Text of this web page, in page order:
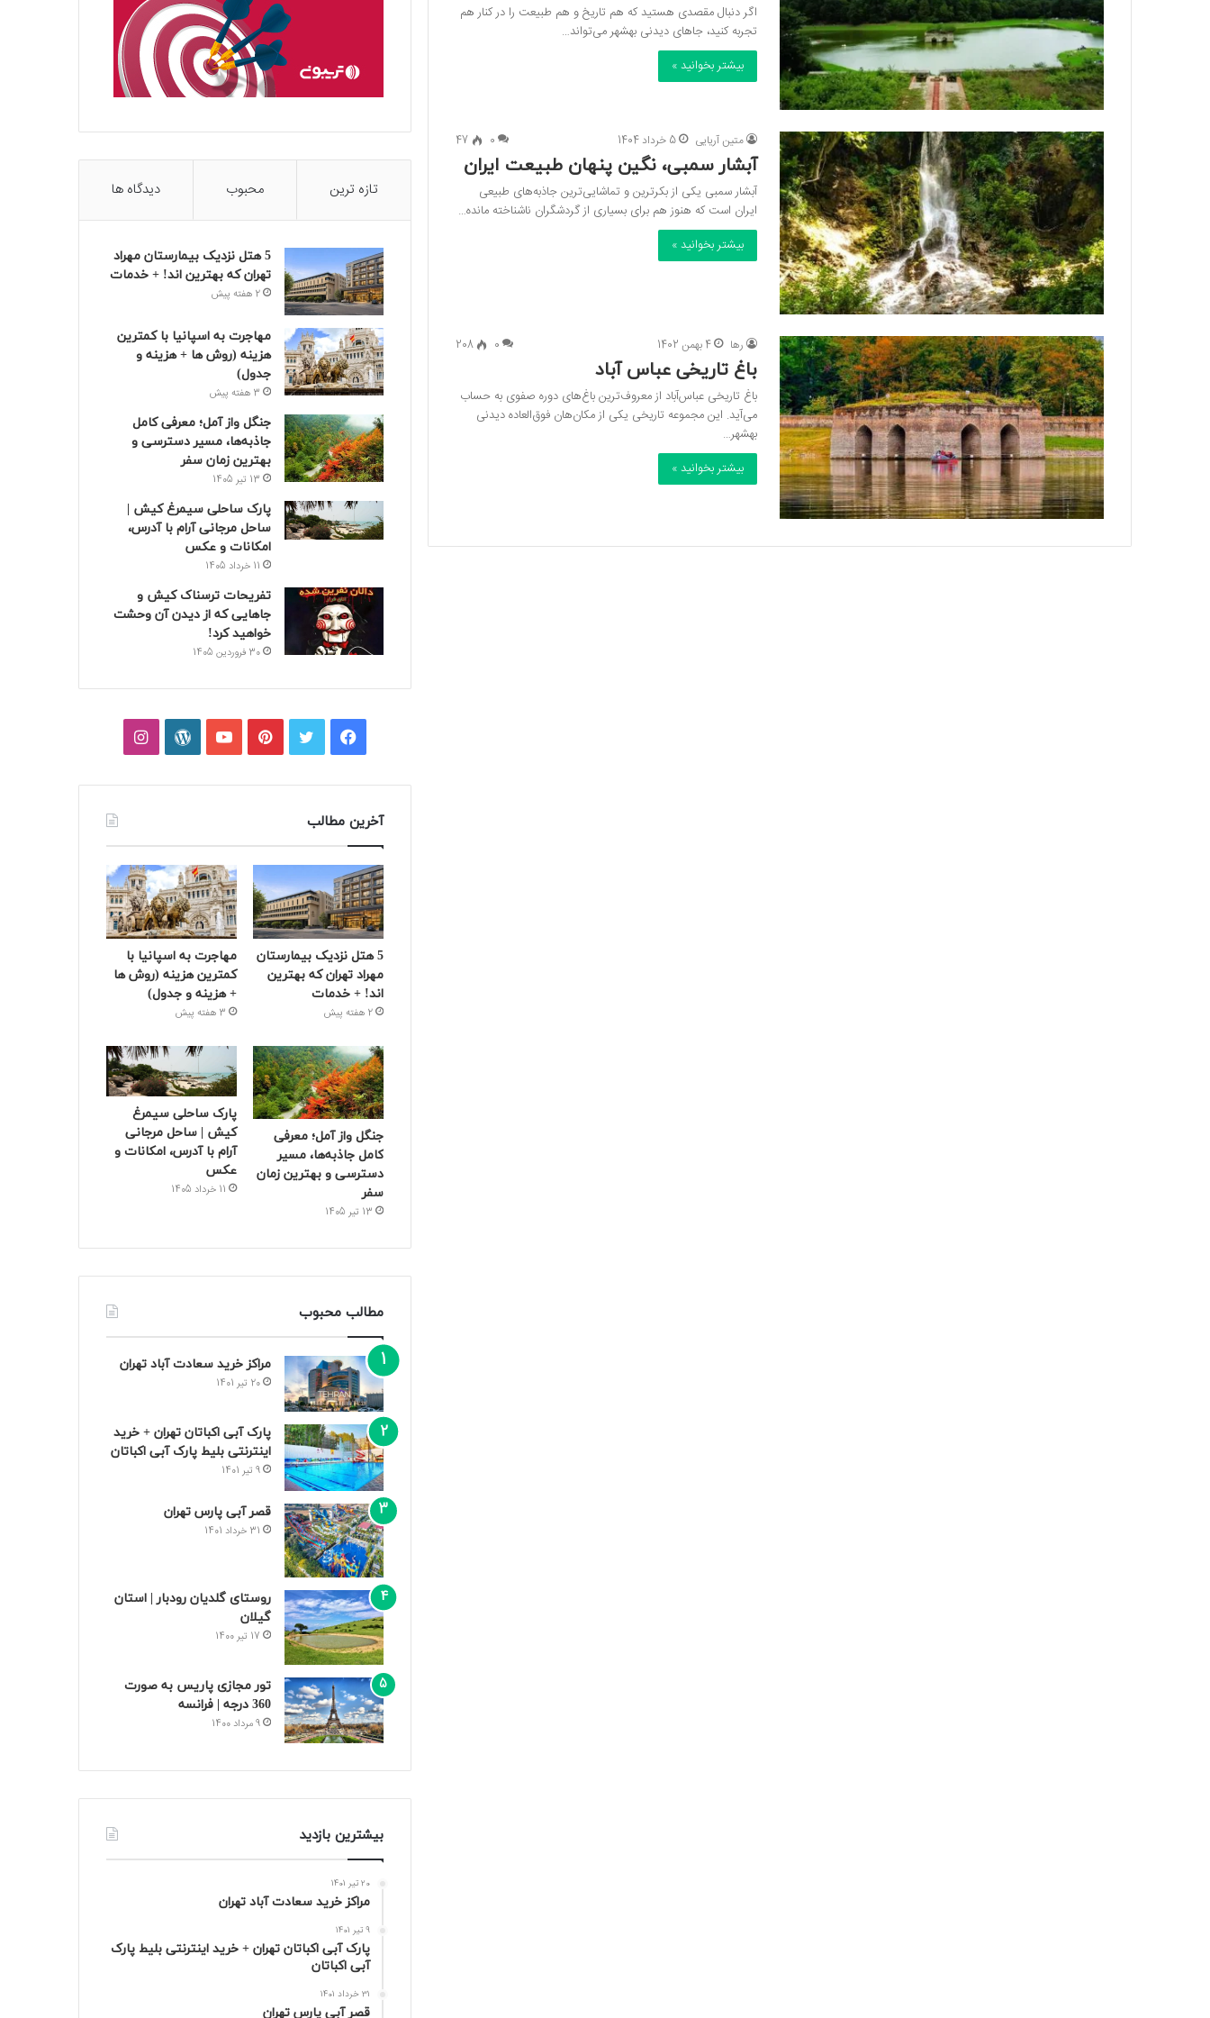
اگر دنبال مقصدی هستید که هم تاریخ و هم طبیعت را در کنار هم
تجربه کنید، جاهای دیدنی بهشهر می‌تواند…
بیشتر بخوانید »
متین آریایی 5 خرداد 1404 0
47
آبشار سمبی، نگین پنهان طبیعت ایران
آبشار سمبی یکی از بکرترین و تماشایی‌ترین جاذبه‌های طبیعی
ایران است که هنوز هم برای بسیاری از گردشگران ناشناخته مانده…
بیشتر بخوانید »
رها 4 بهمن 1402 0
208
باغ تاریخی عباس آباد
باغ تاریخی عباس‌آباد از معروف‌ترین باغ‌های دوره صفوی به حساب
می‌آید. این مجموعه تاریخی یکی از مکان‌هان فوق‌العاده دیدنی
بهشهر…
بیشتر بخوانید »
تازه ترین محبوب دیدگاه ها
5 هتل نزدیک بیمارستان مهراد
تهران که بهترین‌ اند! + خدمات
2 هفته پیش
مهاجرت به اسپانیا با کمترین
هزینه (روش ها + هزینه و
جدول)
3 هفته پیش
جنگل واز آمل؛ معرفی کامل
جاذبه‌ها، مسیر دسترسی و
بهترین زمان سفر
13 تیر 1405
پارک ساحلی سیمرغ کیش |
ساحل مرجانی آرام با آدرس،
امکانات و عکس
11 خرداد 1405
تفریحات ترسناک کیش و
جاهایی که از دیدن آن وحشت
خواهید کرد!
30 فروردین 1405
فیسبوکتوییترپینتریستیوتیوبوردپرساینستاگرام
آخرین مطالب
5 هتل نزدیک بیمارستان
مهراد تهران که بهترین‌
اند! + خدمات
2 هفته پیش
مهاجرت به اسپانیا با
کمترین هزینه (روش ها
+ هزینه و جدول)
3 هفته پیش
جنگل واز آمل؛ معرفی
کامل جاذبه‌ها، مسیر
دسترسی و بهترین زمان
سفر
13 تیر 1405
پارک ساحلی سیمرغ
کیش | ساحل مرجانی
آرام با آدرس، امکانات و
عکس
11 خرداد 1405
مطالب محبوب
مراکز خرید سعادت‌ آباد تهران
20 تیر 1401
پارک آبی اکباتان تهران + خرید
اینترنتی بلیط پارک آبی اکباتان
9 تیر 1401
قصر آبی پارس تهران
31 خرداد 1401
روستای گلدیان رودبار | استان
گیلان
17 تیر 1400
تور مجازی پاریس به صورت
360 درجه | فرانسه
9 مرداد 1400
بیشترین بازدید
20 تیر 1401
مراکز خرید سعادت‌ آباد تهران
9 تیر 1401
پارک آبی اکباتان تهران + خرید اینترنتی بلیط پارک
آبی اکباتان
31 خرداد 1401
قصر آبی پارس تهران